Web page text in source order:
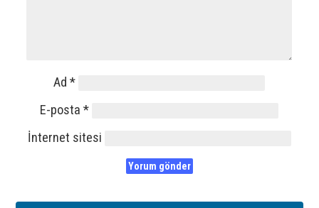
Ad*
E-posta*
İnternet sitesi